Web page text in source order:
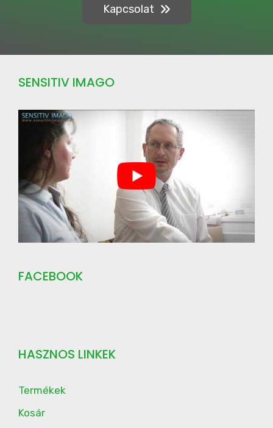
Kapcsolat
SENSITIV IMAGO
FACEBOOK
HASZNOS LINKEK
Termékek
Kosár